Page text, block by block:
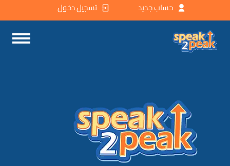
حساب جديد تسجيل دخول